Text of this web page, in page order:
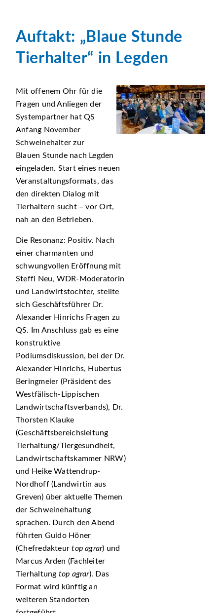
Auftakt: „Blaue Stunde
Tierhalter“ in Legden
Mit offenem Ohr für die
Fragen und Anliegen der
Systempartner hat QS
Anfang November
Schweinehalter zur
Blauen Stunde nach Legden
eingeladen. Start eines neuen
Veranstaltungsformats, das
den direkten Dialog mit
Tierhaltern sucht – vor Ort,
nah an den Betrieben.
Die Resonanz: Positiv. Nach
einer charmanten und
schwungvollen Eröffnung mit
Steffi Neu, WDR-Moderatorin
und Landwirtstochter, stellte
sich Geschäftsführer Dr.
Alexander Hinrichs Fragen zu
QS. Im Anschluss gab es eine
konstruktive
Podiumsdiskussion, bei der Dr.
Alexander Hinrichs, Hubertus
Beringmeier (Präsident des
Westfälisch-Lippischen
Landwirtschaftsverbands), Dr.
Thorsten Klauke
(Geschäftsbereichsleitung
Tierhaltung/Tiergesundheit,
Landwirtschaftskammer NRW)
und Heike Wattendrup-
Nordhoff (Landwirtin aus
Greven) über aktuelle Themen
der Schweinehaltung
sprachen. Durch den Abend
führten Guido Höner
(Chefredakteurtop agrar) und
Marcus Arden (Fachleiter
Tierhaltung top agrar). Das
Format wird künftig an
weiteren Standorten